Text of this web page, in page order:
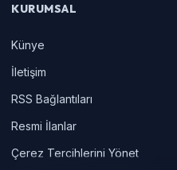
KURUMSAL
Künye
İletişim
RSS Bağlantıları
Resmi İlanlar
Çerez Tercihlerini Yönet